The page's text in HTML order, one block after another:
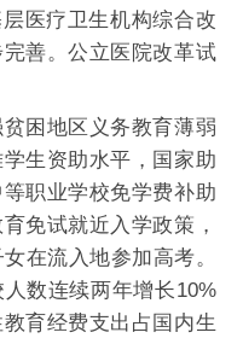
医疗卫生机构综合改
善。公立医院改革试
困地区义务教育薄弱
生资助水平，国家助
职业学校免学费补助
免试就近入学政策，
在流入地参加高考。
数连续两年增长10%
育经费支出占国内生